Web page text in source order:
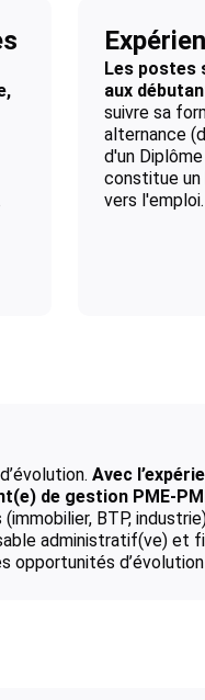
Les postes
aux
suivre sa
alternance
d'un
constitue un
vers l'emploi.
Avec
de gestion PME-
BTP,
administratif(ve) et
opportunités